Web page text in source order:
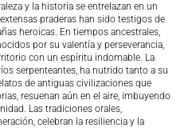
y la historia se entrelazan en un
praderas han sido testigos de
heroicas. En tiempos ancestrales,
por su valentía y perseverancia,
con un espíritu indomable. La
serpenteantes, ha nutrido tanto a su
de antiguas civilizaciones que
resuenan aún en el aire, imbuyendo
Las tradiciones orales,
celebran la resiliencia y la